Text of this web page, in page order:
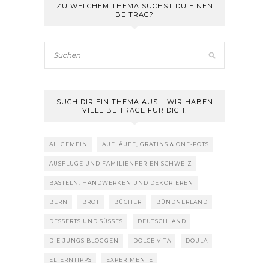
ZU WELCHEM THEMA SUCHST DU EINEN
BEITRAG?
SUCH DIR EIN THEMA AUS – WIR HABEN
VIELE BEITRÄGE FÜR DICH!
ALLGEMEIN AUFLÄUFE, GRATINS & ONE-POTS
AUSFLÜGE UND FAMILIENFERIEN SCHWEIZ
BASTELN, HANDWERKEN UND DEKORIEREN
BERN BROT BÜCHER BÜNDNERLAND
DESSERTS UND SÜSSES DEUTSCHLAND
DIE JUNGS BLOGGEN DOLCE VITA DOULA
ELTERNTIPPS EXPERIMENTE